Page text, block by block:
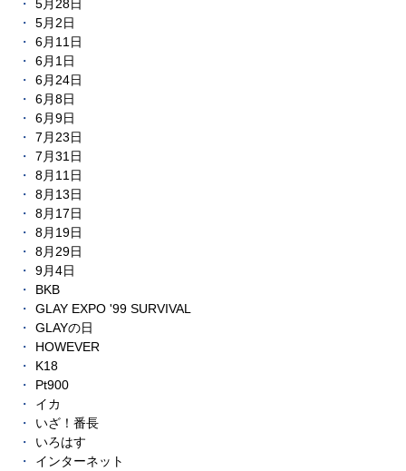
5月28日
5月2日
6月11日
6月1日
6月24日
6月8日
6月9日
7月23日
7月31日
8月11日
8月13日
8月17日
8月19日
8月29日
9月4日
BKB
GLAY EXPO '99 SURVIVAL
GLAYの日
HOWEVER
K18
Pt900
イカ
いざ！番長
いろはす
インターネット